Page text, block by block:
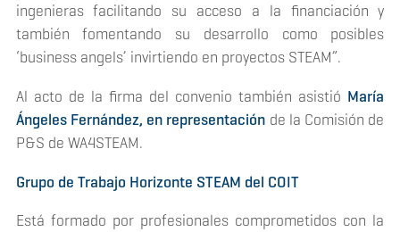
ingenieras facilitando su acceso a la financiación y
también fomentando su desarrollo como posibles
‘business angels’ invirtiendo en proyectos STEAM”.
Al acto de la firma del convenio también asistió María
Ángeles Fernández, en representación de la Comisión de
P&S de WA4STEAM.
Grupo de Trabajo Horizonte STEAM del COIT
Está formado por profesionales comprometidos con la